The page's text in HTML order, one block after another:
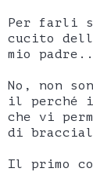
Per farli
cucito
mio
No, non
il perché
che vi
di
Il primo